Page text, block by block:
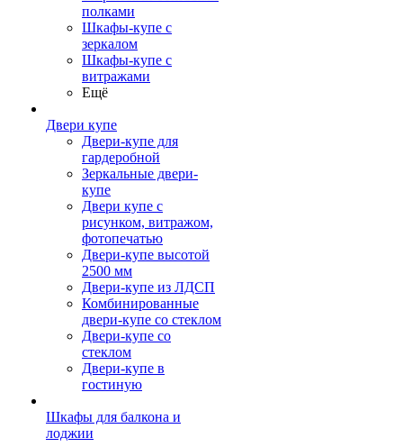
полками
Шкафы-купе с
зеркалом
Шкафы-купе с
витражами
Ещё
Двери купе
Двери-купе для
гардеробной
Зеркальные двери-
купе
Двери купе с
рисунком, витражом,
фотопечатью
Двери-купе высотой
2500 мм
Двери-купе из ЛДСП
Комбинированные
двери-купе со стеклом
Двери-купе со
стеклом
Двери-купе в
гостиную
Шкафы для балкона и
лоджии